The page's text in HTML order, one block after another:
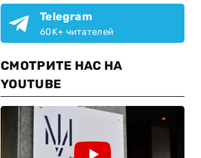
Telegram
60K+ читателей
СМОТРИТЕ НАС НА
YOUTUBE